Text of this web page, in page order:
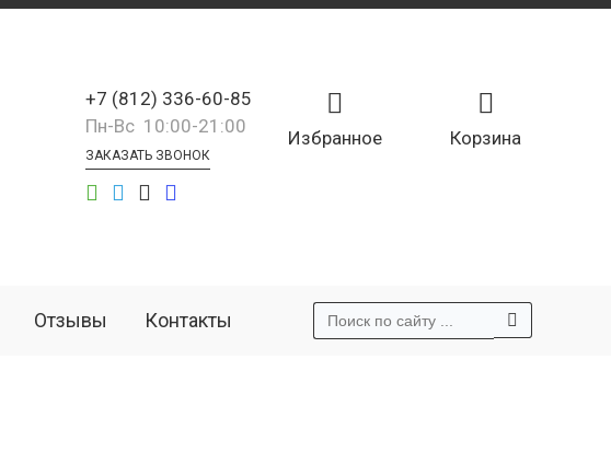
Корзина
Избранное
+7 (812) 336-60-85
Пн-Вс 10:00-21:00
ЗАКАЗАТЬ ЗВОНОК
Отзывы Контакты